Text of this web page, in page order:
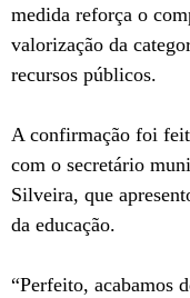
medida reforça o
valorização da
recursos públicos.
A confirmação foi
com o secretário
Silveira, que
da educação.
“Perfeito, acabamos